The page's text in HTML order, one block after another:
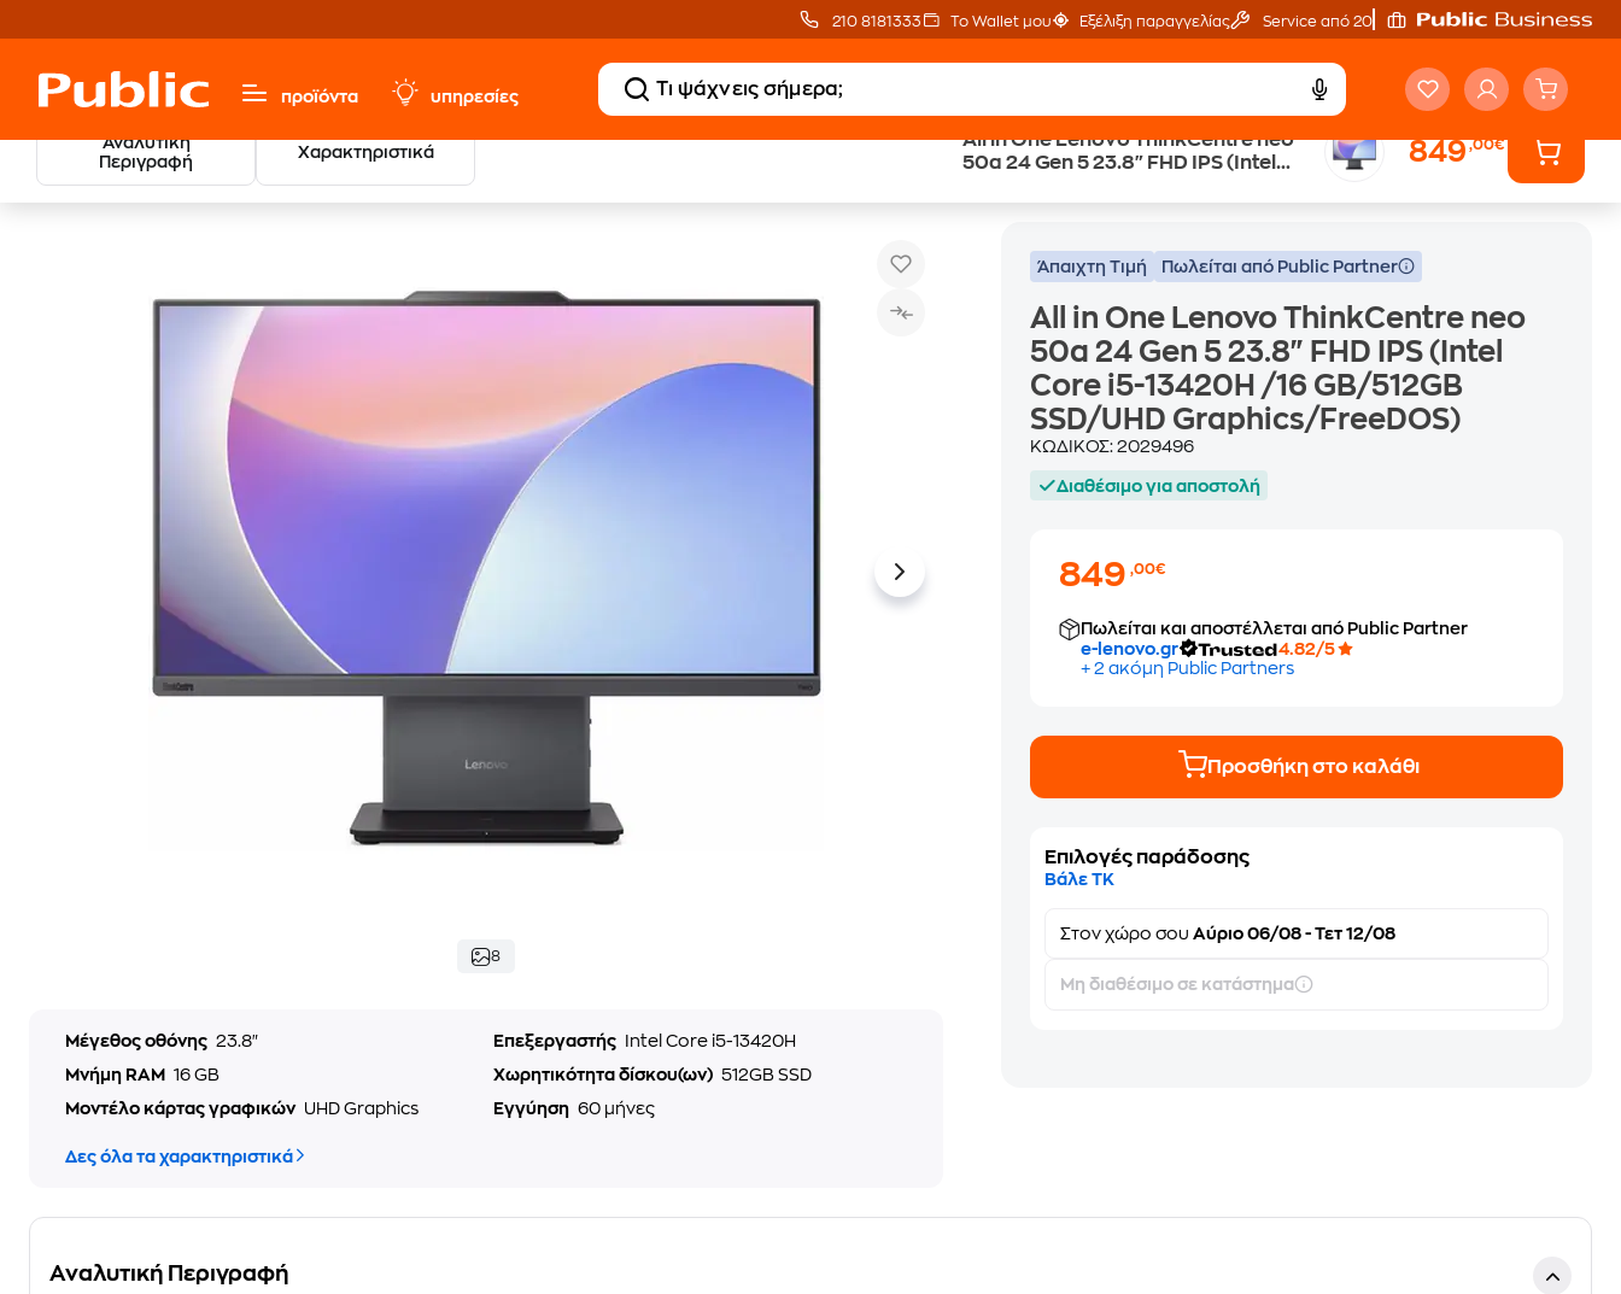
210 8181333 Το Wallet μου Εξέλιξη παραγγελίας Service από 20'
προϊόντα υπηρεσίες
Αναλυτική
Περιγραφή
Χαρακτηριστικά
All in One Lenovo ThinkCentre neo
50a 24 Gen 5 23.8" FHD IPS (Intel
SSD/UHD Graphics/FreeDOS)
849,00€
Υπολογιστές & Περιφερειακά
All in One Lenovo ThinkCentre neo 50a 24 Gen 5 23.8" FHD IPS (Intel Core i5-13420H /16 GB/512GB SSD/UHD Graphics/FreeDOS)
8
Μέγεθος οθόνης 23.8" Επεξεργαστής
Intel Core i5-13420H
Μνήμη RAM
16 GB Χωρητικότητα δίσκου(ων) 512GB SSD
Μοντέλο κάρτας γραφικών UHD Graphics Εγγύηση 60 μήνες
Δες όλα τα χαρακτηριστικά
Άπαιχτη Τιμή Πωλείται από Public Partner
All in One Lenovo ThinkCentre neo
50a 24 Gen 5 23.8" FHD IPS (Intel
Core i5-13420H /16 GB/512GB
SSD/UHD Graphics/FreeDOS)
ΚΩΔΙΚΟΣ:2029496
Διαθέσιμο για αποστολή
849,00€
Πωλείται και αποστέλλεται από Public Partner
e-lenovo.gr
4.82/5
+ 2 ακόμη Public Partners
Προσθήκη στο καλάθι
Επιλογές παράδοσης
Βάλε ΤΚ
Στονχώρο σου Αύριο 06/08 - Τετ 12/08
Μη διαθέσιμο σε κατάστημα
Αναλυτική Περιγραφή